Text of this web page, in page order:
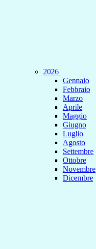
2026
Gennaio
Febbraio
Marzo
Aprile
Maggio
Giugno
Luglio
Agosto
Settembre
Ottobre
Novembre
Dicembre